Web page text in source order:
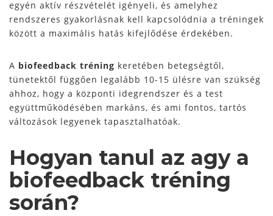
egyén aktív részvételét igényeli, és amelyhez
rendszeres gyakorlásnak kell kapcsolódnia a tréningek
között a maximális hatás kifejlődése érdekében.
A biofeedback tréning keretében betegségtől,
tünetektől függően legalább 10-15 ülésre van szükség
ahhoz, hogy a központi idegrendszer és a test
együttműködésében markáns, és ami fontos, tartós
változások legyenek tapasztalhatóak.
Hogyan tanul az agy a
biofeedback tréning
során?